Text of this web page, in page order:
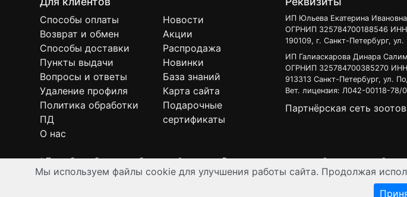
Способы оплаты
Возврат и обмен
Способы доставки
Пункты выдачи
Вопросы и ответы
Удаление профиля
Политика обработки
ПД
О нас
Новости
Акции
Распродажа
Новинки
База знаний
Карта сайта
Подарочные
сертификаты
ИП Юльева Екатерина Ивановна
ОГРНИП 325784700188546
190109, г. Санкт-Петербург,
ИП Галиаскарова Динара
ОГРНИП 325784700385270 ИНН
913313 Санкт-Петербург, ул.
Вет. лицензия: Л042-00118-78/
Партнёрская сеть
* Подробнее об условиях бесплатной доставки Вы можете узнать на нашейинтерактивной
Интернет-зоомагазин "Филя". Контент на сайте предназначен для лиц старше 16 лет. Все
Мы используем файлы cookie для улучшения работы сайта. Продолжая